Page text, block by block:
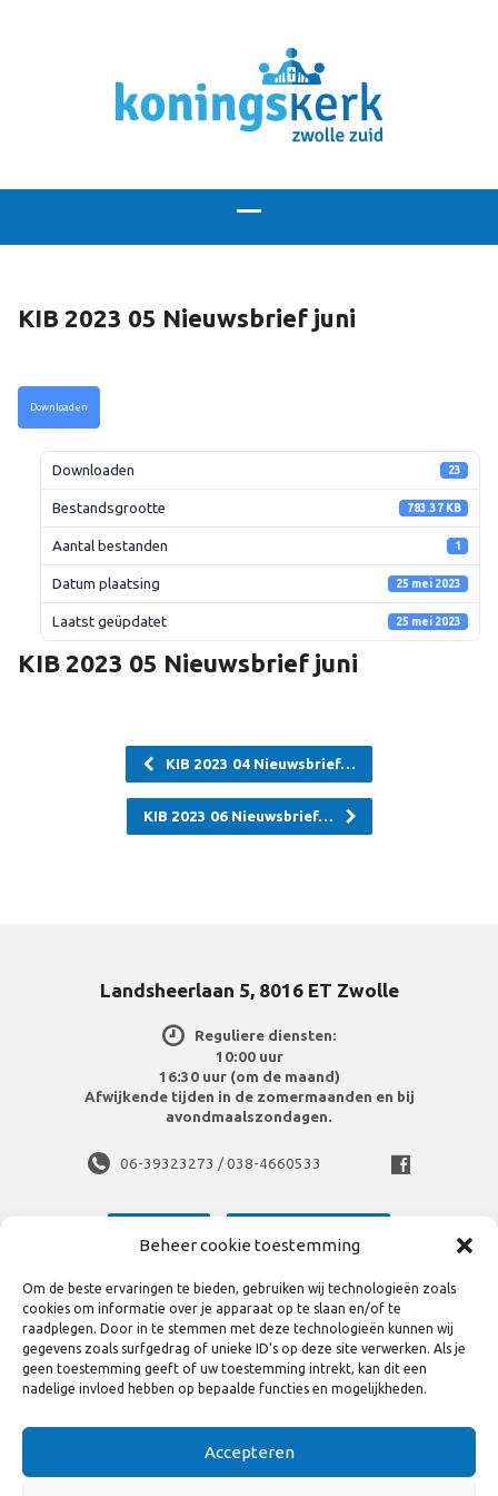
Beheer cookie toestemming
Om de beste ervaringen te bieden, gebruiken wij technologieën zoals
cookies om informatie over je apparaat op te slaan en/of te
raadplegen. Door in te stemmen met deze technologieën kunnen wij
gegevens zoals surfgedrag of unieke ID's op deze site verwerken. Als je
geen toestemming geeft of uw toestemming intrekt, kan dit een
nadelige invloed hebben op bepaalde functies en mogelijkheden.
Accepteren
KIB 2023 05 Nieuwsbrief juni
Downloaden
Downloaden 23
Bestandsgrootte 783.37 KB
Aantal bestanden 1
Datum plaatsing 25 mei 2023
Laatst geüpdatet 25 mei 2023
KIB 2023 05 Nieuwsbrief juni
KIB 2023 04 Nieuwsbrief…
KIB 2023 06 Nieuwsbrief…
Landsheerlaan 5, 8016 ET Zwolle
Reguliere diensten:
10:00 uur
16:30 uur (om de maand)
Afwijkende tijden in de zomermaanden en bij
avondmaalszondagen.
06-39323273 / 038-4660533
Bekijk volledige site
Disclaimer en privacy statement